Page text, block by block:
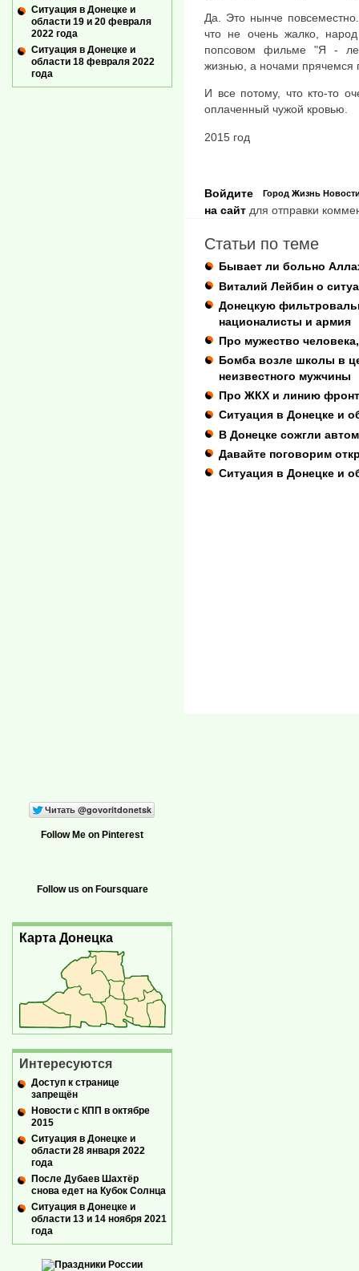
Да. Это нынче
что не очень жалко,
попсовом фильме "Я -
жизнью, а ночами прячемся
И все потому, что кто-то
оплаченный чужой кровью.
2015 год
Город Жизнь
Войдите
на сайт для отправки
Статьи по теме
Бывает ли больно
Виталий Лейбин о
Донецкую
националисты и армия
Про мужество
Бомба возле школы в
неизвестного мужчины
Про ЖКХ и линию
Ситуация в Донецке и
В Донецке сожгли
Давайте поговорим
Ситуация в Донецке и
Ситуация в Донецке и
области 19 и 20 февраля
2022 года
Ситуация в Донецке и
области 18 февраля 2022
года
Follow Me on Pinterest
Follow us on Foursquare
Карта Донецка
Интересуются
Доступ к странице
запрещён
Новости с КПП в октябре
2015
Ситуация в Донецке и
области 28 января 2022
года
После Дубаев Шахтёр
снова едет на Кубок Солнца
Ситуация в Донецке и
области 13 и 14 ноября 2021
года